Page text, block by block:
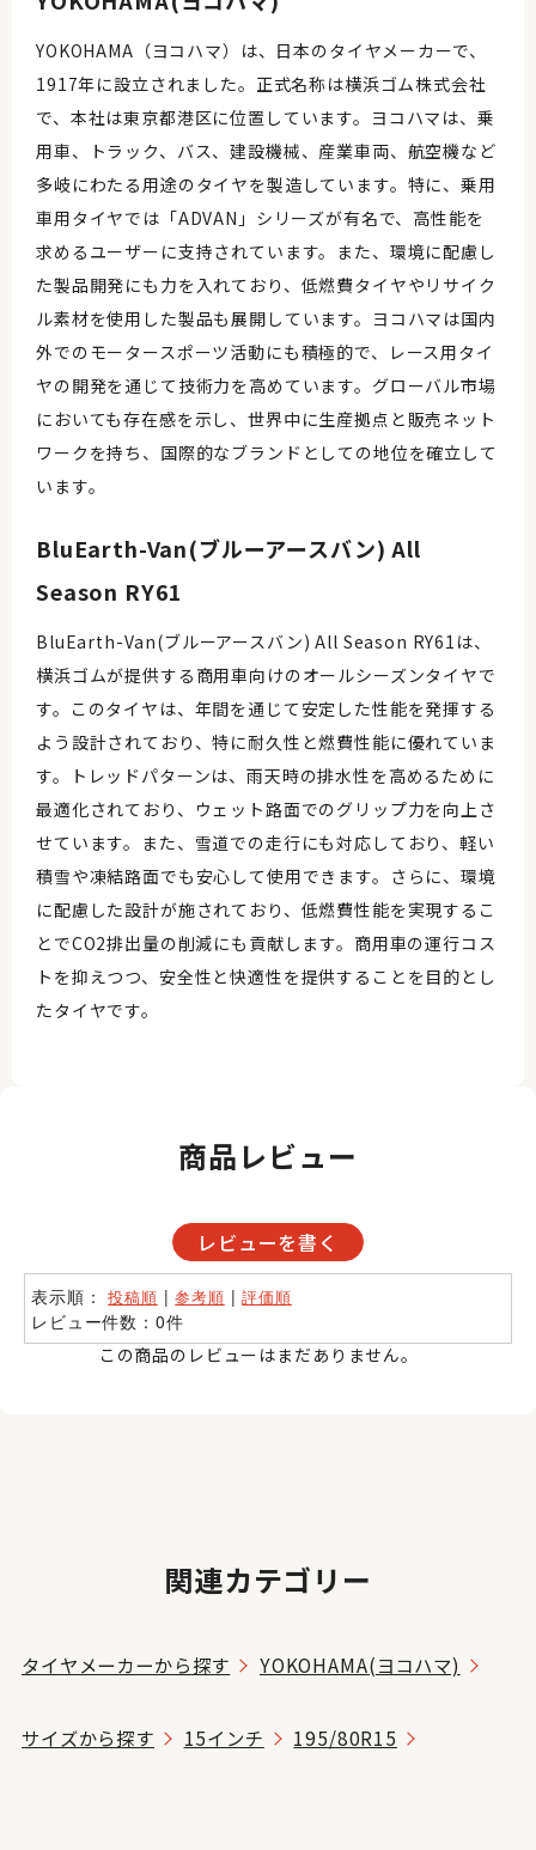
YOKOHAMA（ヨコハマ）は、日本のタイヤメーカーで、
1917年に設立されました。正式名称は横浜ゴム株式会社
で、本社は東京都港区に位置しています。ヨコハマは、乗
用車、トラック、バス、建設機械、産業車両、航空機など
多岐にわたる用途のタイヤを製造しています。特に、乗用
車用タイヤでは「ADVAN」シリーズが有名で、高性能を
求めるユーザーに支持されています。また、環境に配慮し
た製品開発にも力を入れており、低燃費タイヤやリサイク
ル素材を使用した製品も展開しています。ヨコハマは国内
外でのモータースポーツ活動にも積極的で、レース用タイ
ヤの開発を通じて技術力を高めています。グローバル市場
においても存在感を示し、世界中に生産拠点と販売ネット
ワークを持ち、国際的なブランドとしての地位を確立して
います。
BluEarth-Van(ブルーアースバン) All
Season RY61
BluEarth-Van(ブルーアースバン) All Season RY61は、
横浜ゴムが提供する商用車向けのオールシーズンタイヤで
す。このタイヤは、年間を通じて安定した性能を発揮する
よう設計されており、特に耐久性と燃費性能に優れていま
す。トレッドパターンは、雨天時の排水性を高めるために
最適化されており、ウェット路面でのグリップ力を向上さ
せています。また、雪道での走行にも対応しており、軽い
積雪や凍結路面でも安心して使用できます。さらに、環境
に配慮した設計が施されており、低燃費性能を実現するこ
とでCO2排出量の削減にも貢献します。商用車の運行コス
トを抑えつつ、安全性と快適性を提供することを目的とし
たタイヤです。
商品レビュー
レビューを書く
表示順：投稿順 |参考順 |評価順
レビュー件数：0件
この商品のレビューはまだありません。
関連カテゴリー
タイヤメーカーから探す YOKOHAMA(ヨコハマ)
サイズから探す 15インチ 195/80R15